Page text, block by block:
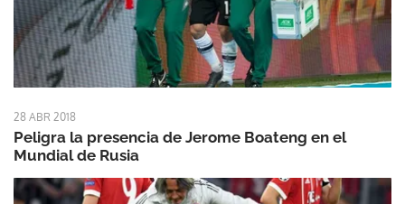
28 ABR 2018
Peligra la presencia de Jerome Boateng en el
Mundial de Rusia